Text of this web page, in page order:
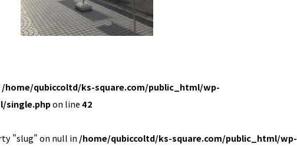
/home/qubiccoltd/ks-square.com/public_html/wp-
single.phpon line42
"slug" on null in /home/qubiccoltd/ks-square.com/public_html/wp-